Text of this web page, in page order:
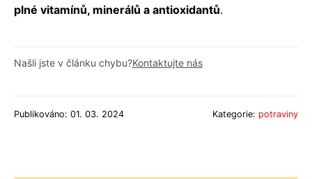
plné vitamínů, minerálů a antioxidantů.
Našli jste v článku chybu?Kontaktujte nás
Publikováno: 01. 03. 2024 Kategorie: potraviny